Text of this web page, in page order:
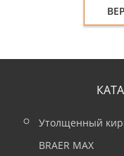
Утолщенный
BRAER MAX